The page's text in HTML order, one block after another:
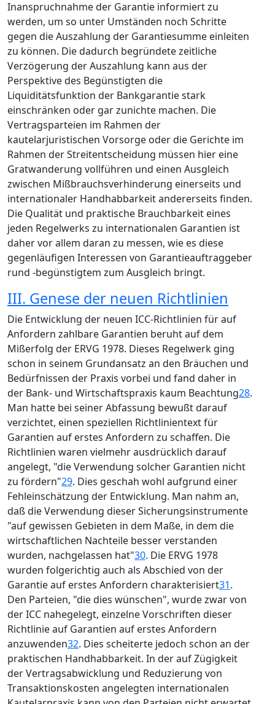
Inanspruchnahme der Garantie informiert zu
werden, um so unter Umständen noch Schritte
gegen die Auszahlung der Garantiesumme einleiten
zu können. Die dadurch begründete zeitliche
Verzögerung der Auszahlung kann aus der
Perspektive des Begünstigten die
Liquiditätsfunktion der Bankgarantie stark
einschränken oder gar zunichte machen. Die
Vertragsparteien im Rahmen der
kautelarjuristischen Vorsorge oder die Gerichte im
Rahmen der Streitentscheidung müssen hier eine
Gratwanderung vollführen und einen Ausgleich
zwischen Mißbrauchsverhinderung einerseits und
internationaler Handhabbarkeit andererseits finden.
Die Qualität und praktische Brauchbarkeit eines
jeden Regelwerks zu internationalen Garantien ist
daher vor allem daran zu messen, wie es diese
gegenläufigen Interessen von Garantieauftraggeber
rund -begünstigtem zum Ausgleich bringt.
III. Genese der neuen Richtlinien
Die Entwicklung der neuen ICC-Richtlinien für auf
Anfordern zahlbare Garantien beruht auf dem
Mißerfolg der ERVG 1978. Dieses Regelwerk ging
schon in seinem Grundansatz an den Bräuchen und
Bedürfnissen der Praxis vorbei und fand daher in
der Bank- und Wirtschaftspraxis kaum Beachtung28.
Man hatte bei seiner Abfassung bewußt darauf
verzichtet, einen speziellen Richtlinientext für
Garantien auf erstes Anfordern zu schaffen. Die
Richtlinien waren vielmehr ausdrücklich darauf
angelegt, "die Verwendung solcher Garantien nicht
zu fördern"29. Dies geschah wohl aufgrund einer
Fehleinschätzung der Entwicklung. Man nahm an,
daß die Verwendung dieser Sicherungsinstrumente
"auf gewissen Gebieten in dem Maße, in dem die
wirtschaftlichen Nachteile besser verstanden
wurden, nachgelassen hat"30. Die ERVG 1978
wurden folgerichtig auch als Abschied von der
Garantie auf erstes Anfordern charakterisiert31.
Den Parteien, "die dies wünschen", wurde zwar von
der ICC nahegelegt, einzelne Vorschriften dieser
Richtlinie auf Garantien auf erstes Anfordern
anzuwenden32. Dies scheiterte jedoch schon an der
praktischen Handhabbarkeit. In der auf Zügigkeit
der Vertragsabwicklung und Reduzierung von
Transaktionskosten angelegten internationalen